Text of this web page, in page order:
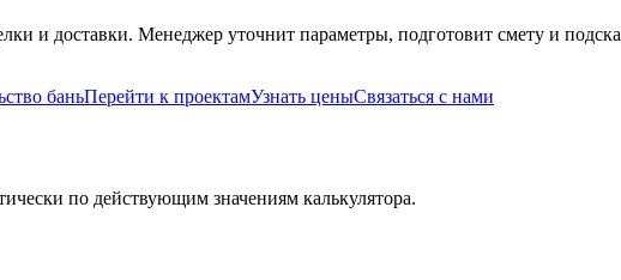
и доставки. Менеджер уточнит параметры, подготовит смету и
баньПерейти к проектамУзнать ценыСвязаться с нами
по действующим значениям калькулятора.